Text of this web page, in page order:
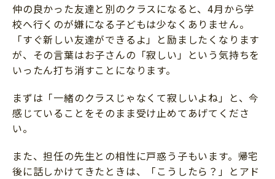
仲の良かった友達と別のクラスになると、4月から学
校へ行くのが嫌になる子どもは少なくありません。
「すぐ新しい友達ができるよ」と励ましたくなります
が、その言葉はお子さんの「寂しい」という気持ちを
いったん打ち消すことになります。
まずは「一緒のクラスじゃなくて寂しいよね」と、今
感じていることをそのまま受け止めてあげてくださ
い。
また、担任の先生との相性に戸惑う子もいます。帰宅
後に話しかけてきたときは、「こうしたら？」とアド